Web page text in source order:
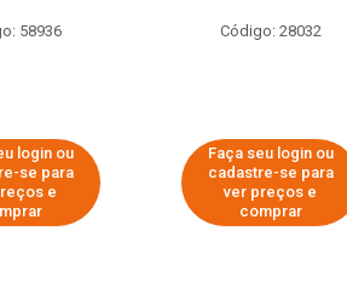
58936
login ou
se para
e
Código: 28032
Faça seu login ou
cadastre-se para
ver preços e
comprar